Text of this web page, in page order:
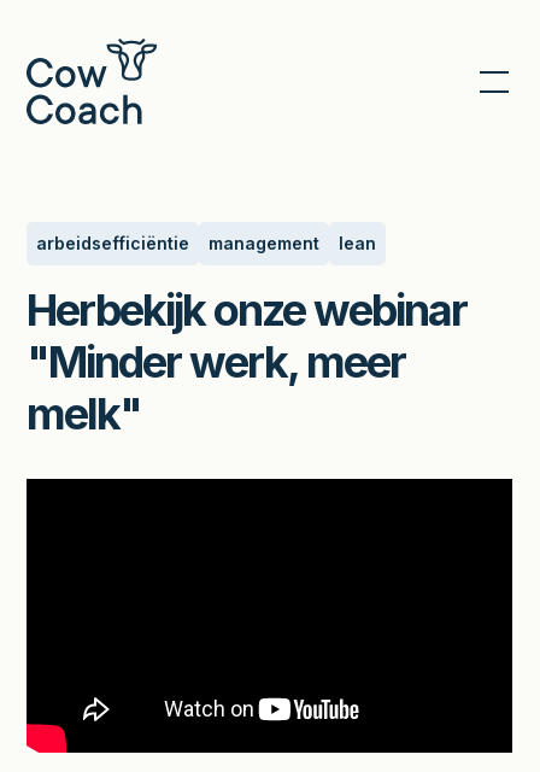
arbeidsefficiëntie management lean
Herbekijk onze webinar
"Minder werk, meer
melk"